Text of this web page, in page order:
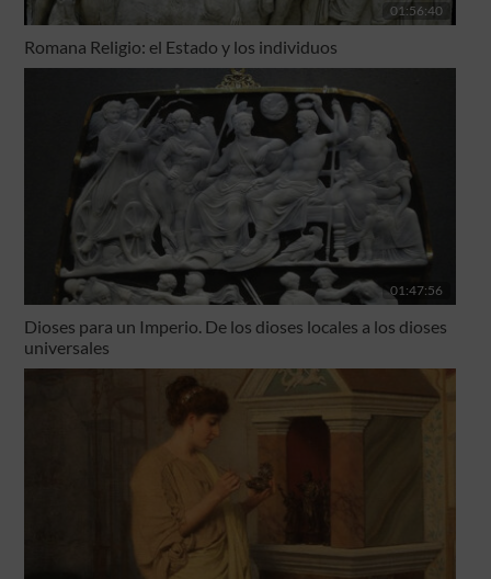
01:56:40
Romana Religio: el Estado y los individuos
01:47:56
Dioses para un Imperio. De los dioses locales a los dioses
universales